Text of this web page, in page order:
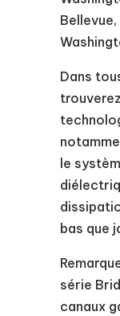
Dans
le
bas que
série
canaux